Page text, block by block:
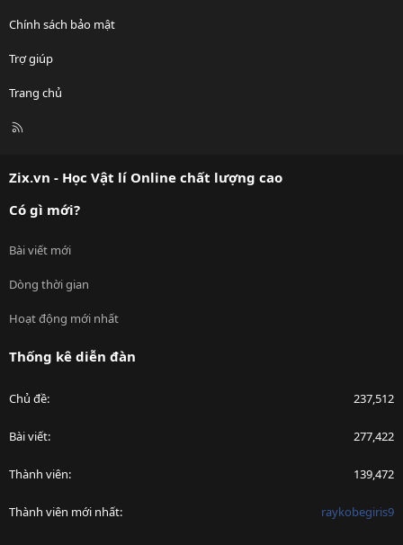
Chính sách bảo mật
Trợ giúp
Trang chủ
R
Zix.vn - Học Vật lí Online chất lượng cao
Có gì mới?
Bài viết mới
Dòng thời gian
Hoạt động mới nhất
Thống kê diễn đàn
Chủ đề 237,512
Bài viết 277,422
Thành viên 139,472
Thành viên mới nhất raykobegiris9